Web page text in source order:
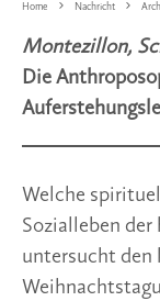
Home Nachricht
Montezillon,
Die
Welche
Sozialleben
untersucht den